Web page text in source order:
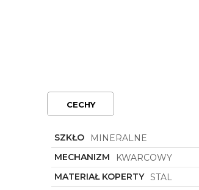
CECHY
SZKŁO
MINERALNE
MECHANIZM
KWARCOWY
MATERIAŁ KOPERTY STAL